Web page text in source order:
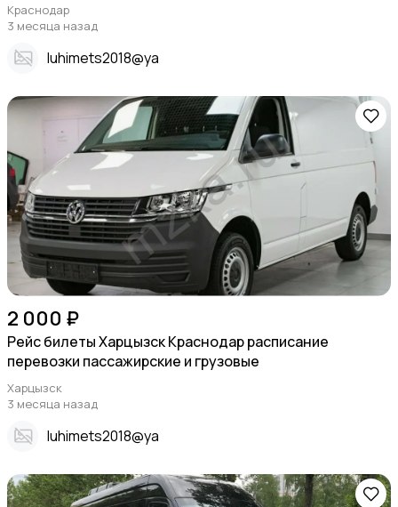
Краснодар
3 месяца назад
Iuhimets2018@ya
2 000 ₽
Рейс билеты Харцызск Краснодар расписание
перевозки пассажирские и грузовые
Харцызск
3 месяца назад
Iuhimets2018@ya